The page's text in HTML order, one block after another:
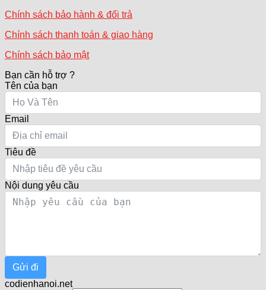
Chính sách bảo hành & đổi trả
Chính sách thanh toán & giao hàng
Chính sách bảo mật
Bạn cần hỗ trợ ?
Tên của bạn
Email
Tiêu đề
Nội dung yêu cầu
Gửi đi
codienhanoi.net